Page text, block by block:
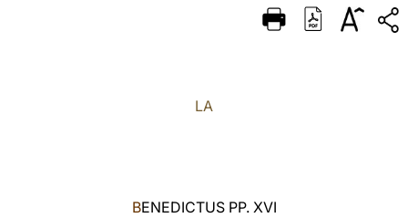
ITALIANO
LA
BENEDICTUS PP. XVI